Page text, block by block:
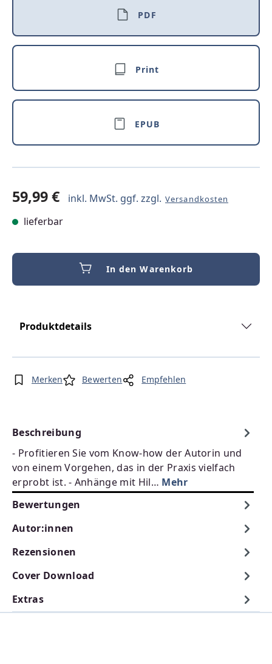
PDF
Print
EPUB
59,99 € inkl. MwSt. ggf. zzgl. Versandkosten
lieferbar
In den Warenkorb
Produktdetails
Merken Bewerten Empfehlen
Beschreibung
- Profitieren Sie vom Know-how der Autorin und
von einem Vorgehen, das in der Praxis vielfach
erprobt ist. - Anhänge mit Hil… Mehr
Bewertungen
Autor:innen
Rezensionen
Cover Download
Extras